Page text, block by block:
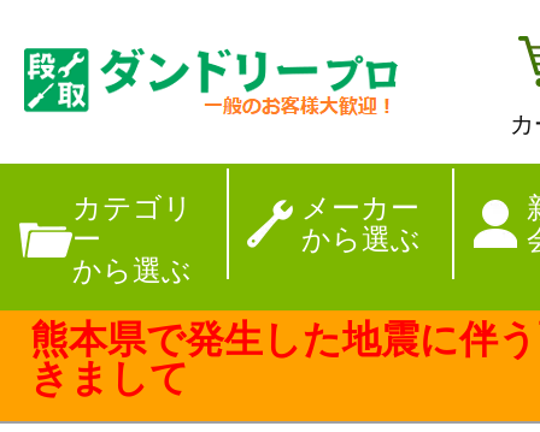
カテゴリ
ー
から選ぶ
メーカー
から選ぶ
【夏季休暇のお
熊本県で発生した地震に伴
きまして